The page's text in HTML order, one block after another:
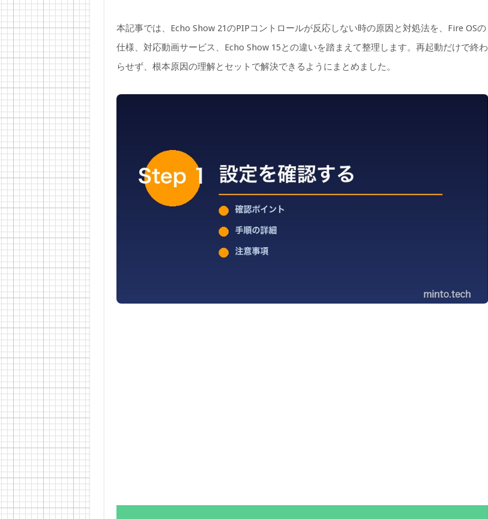
本記事では、Echo Show 21のPIPコントロールが反応しない時の原因と対処法を、Fire OSの
仕様、対応動画サービス、Echo Show 15との違いを踏まえて整理します。再起動だけで終わ
らせず、根本原因の理解とセットで解決できるようにまとめました。